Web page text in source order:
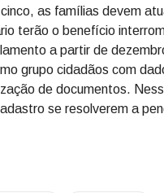
as famílias devem
terão o benefício
a partir de
grupo cidadãos com
de documentos.
se resolverem a